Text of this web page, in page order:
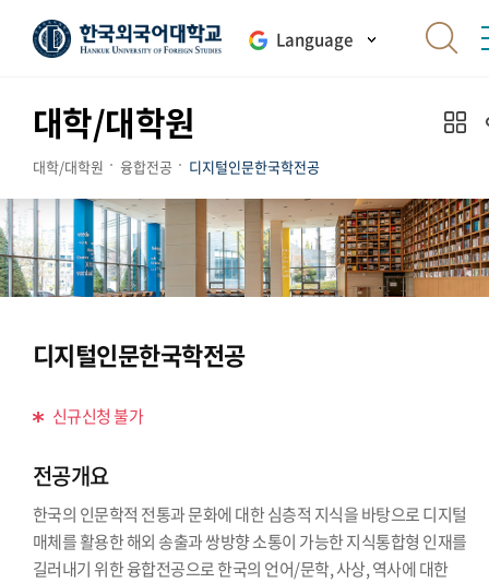
Language
대학/대학원
대학/대학원 융합전공 디지털인문한국학전공
디지털인문한국학전공
신규신청 불가
전공개요
한국의 인문학적 전통과 문화에 대한 심층적 지식을 바탕으로 디지털
매체를 활용한 해외 송출과 쌍방향 소통이 가능한 지식통합형 인재를
길러내기 위한 융합전공으로 한국의 언어/문학, 사상, 역사에 대한